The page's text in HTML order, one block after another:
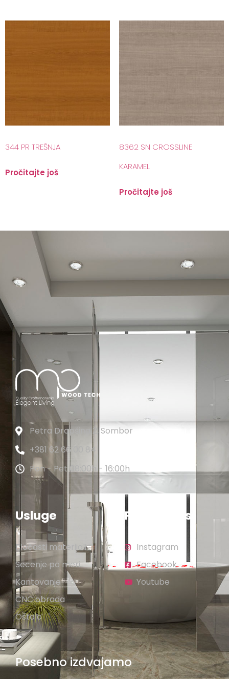
344 PR TREŠNJA
Pročitajte još
8362 SN CROSSLINE
KARAMEL
Pročitajte još
Petra Drapšina 2, Sombor
+381 62 66 00 84
Pon - Pet 08:00h - 16:00h
Usluge
Pločasti materijali
Secenje po meri
Kantovanje
CNC obrada
Ostalo
Pratite nas
Instagram
Facebook
Youtube
Posebno izdvajamo